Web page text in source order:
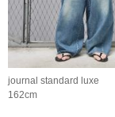
journal standard luxe
162cm